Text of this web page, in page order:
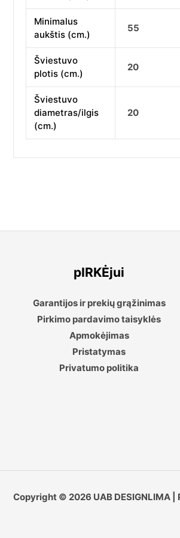
Minimalus
aukštis (cm.)
55
Šviestuvo
plotis (cm.)
20
Šviestuvo
diametras/ilgis
(cm.)
20
pIRKĖjui
Garantijos ir prekių grąžinimas
Pirkimo pardavimo taisyklės
Apmokėjimas
Pristatymas
Privatumo politika
Copyright © 2026 UAB DESIGNLIMA